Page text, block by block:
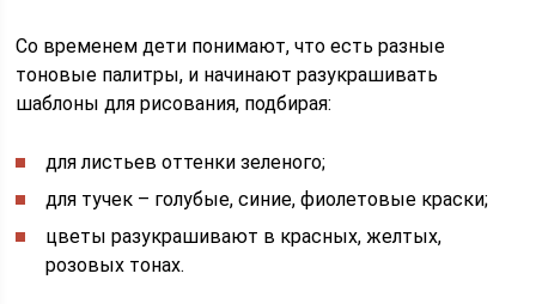
Со временем дети понимают, что есть разные
тоновые палитры, и начинают разукрашивать
шаблоны для рисования, подбирая:
для листьев оттенки зеленого;
для тучек – голубые, синие, фиолетовые краски;
цветы разукрашивают в красных, желтых,
розовых тонах.